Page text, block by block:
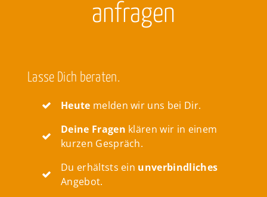
anfragen
Lasse Dich beraten.
Heute melden wir uns bei Dir.
Deine Fragen klären wir in einem
kurzen Gespräch.
Du erhältsts ein unverbindliches
Angebot.